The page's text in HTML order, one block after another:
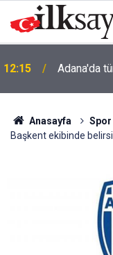
12:15 Adana'da
Anasayfa Spor
Başkent ekibinde